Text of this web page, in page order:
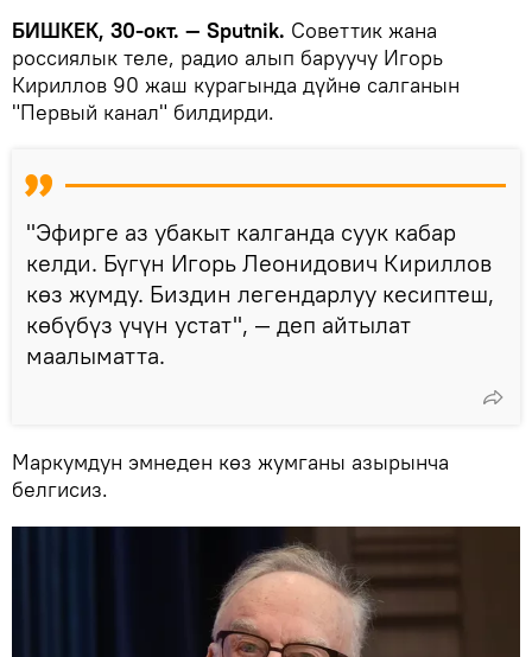
БИШКЕК, 30-окт. — Sputnik. Советтик жана
россиялык теле, радио алып баруучу Игорь
Кириллов 90 жаш курагында дүйнө салганын
"Первый канал" билдирди.
"Эфирге аз убакыт калганда суук кабар
келди. Бүгүн Игорь Леонидович Кириллов
көз жумду. Биздин легендарлуу кесиптеш,
көбүбүз үчүн устат", — деп айтылат
маалыматта.
Маркумдун эмнеден көз жумганы азырынча
белгисиз.